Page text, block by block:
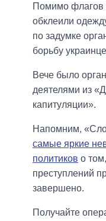
Помимо флагов
обклеили
по задумке
борьбу
Вече было
деятелями из
капитуляции».
Напомним,
самые яркие
политиков о
преступлений
завершено.
Получайте